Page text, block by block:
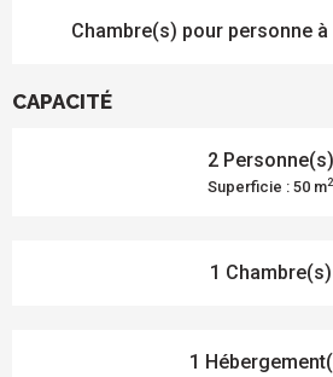
Chambre(s) pour personne
CAPACITÉ
2 Personne(s)
Superficie : 50 m2
1 Chambre(s)
1